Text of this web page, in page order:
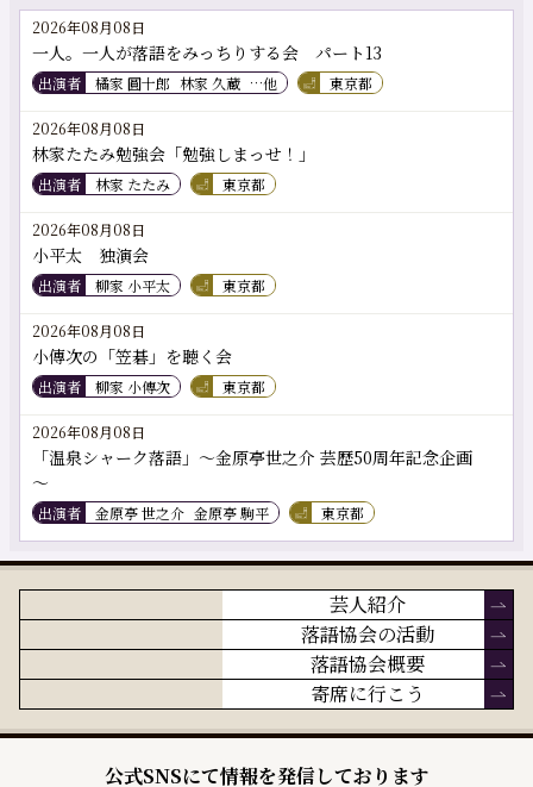
2026年08月08日
一人。一人が落語をみっちりする会 パート13
出演者 橘家 圓十郎 林家 久蔵 …他 東京都
2026年08月08日
林家たたみ勉強会「勉強しまっせ！」
出演者 林家 たたみ 東京都
2026年08月08日
小平太 独演会
出演者 柳家 小平太 東京都
2026年08月08日
小傳次の「笠碁」を聴く会
出演者 柳家 小傳次 東京都
2026年08月08日
「温泉シャーク落語」～金原亭世之介 芸歴50周年記念企画
～
出演者 金原亭 世之介 金原亭 駒平 東京都
芸人紹介
落語協会の活動
落語協会概要
寄席に行こう
公式SNSにて情報を発信しております